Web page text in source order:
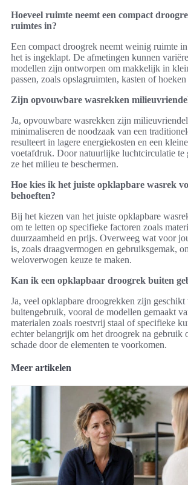
Hoeveel ruimte neemt een compact
ruimtes in?
Een compact droogrek neemt weinig ruimte
het is ingeklapt. De afmetingen kunnen
modellen zijn ontworpen om makkelijk in
passen, zoals opslagruimten, kasten of
Zijn opvouwbare wasrekken
Ja, opvouwbare wasrekken zijn
minimaliseren de noodzaak van een
resulteert in lagere energiekosten en een
voetafdruk. Door natuurlijke luchtcirculatie te
ze het milieu te beschermen.
Hoe kies ik het juiste opklapbare wasrek
behoeften?
Bij het kiezen van het juiste opklapbare
om te letten op specifieke factoren zoals
duurzaamheid en prijs. Overweeg wat voor
is, zoals draagvermogen en gebruiksgemak,
weloverwogen keuze te maken.
Kan ik een opklapbaar droogrek buiten
Ja, veel opklapbare droogrekken zijn geschikt
buitengebruik, vooral de modellen gemaakt
materialen zoals roestvrij staal of specifieke
echter belangrijk om het droogrek na gebruik
schade door de elementen te voorkomen.
Meer artikelen